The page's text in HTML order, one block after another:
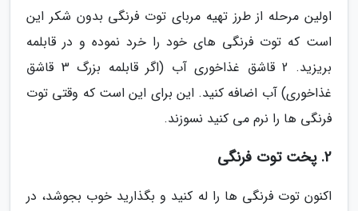
اولین مرحله از طرز تهیه مربای توت فرنگی بدون شکر این
است که توت فرنگی های خود را خرد نموده و در قابلمه
بریزید. 2 قاشق غذاخوری آب (اگر قابلمه بزرگ 3 قاشق
غذاخوری) آب اضافه کنید. این برای این است که وقتی توت
فرنگی ها را نرم می کنید نسوزند.
2. پخت توت فرنگی
اکنون توت فرنگی ها را له کنید و بگذارید خوب بجوشد، در